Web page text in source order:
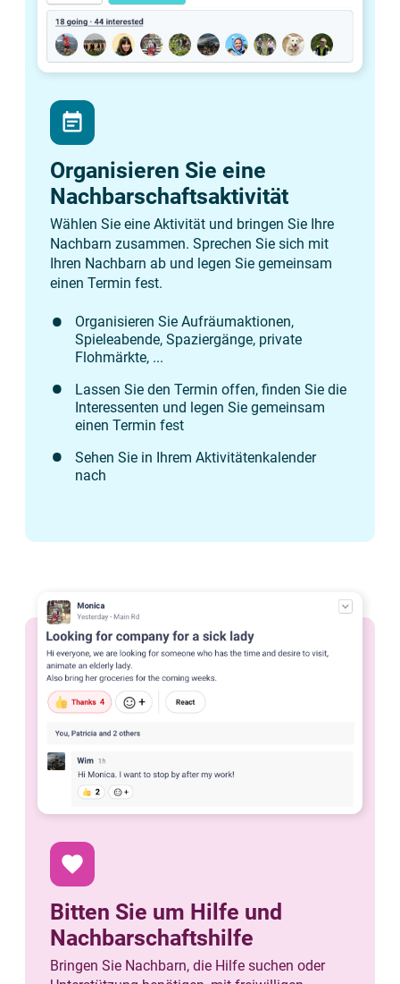
event_note
Organisieren Sie eine
Nachbarschaftsaktivität
Wählen Sie eine Aktivität und bringen Sie Ihre
Nachbarn zusammen. Sprechen Sie sich mit
Ihren Nachbarn ab und legen Sie gemeinsam
einen Termin fest.
Organisieren Sie Aufräumaktionen,
Spieleabende, Spaziergänge, private
Flohmärkte, ...
Lassen Sie den Termin offen, finden Sie die
Interessenten und legen Sie gemeinsam
einen Termin fest
Sehen Sie in Ihrem Aktivitätenkalender
nach
favorite
Bitten Sie um Hilfe und
Nachbarschaftshilfe
Bringen Sie Nachbarn, die Hilfe suchen oder